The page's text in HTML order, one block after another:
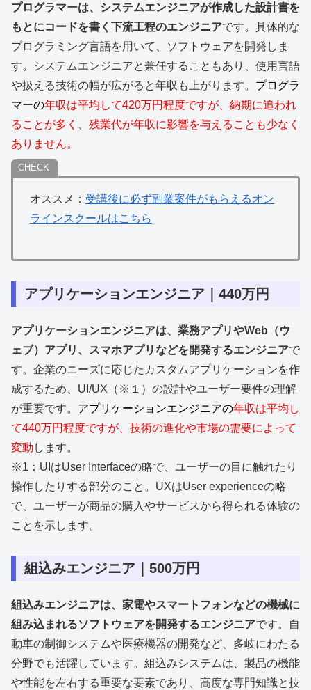
プログラマーは、システムエンジニアが作成した設計書を
もとにコードを書く下流工程のエンジニアです。具体的な
プログラミング言語を用いて、ソフトウェアを開発しま
す。システムエンジニアと兼任することもあり、使用言語
や扱える技術の幅が広がると年収も上がります。 プログラ
マーの年収は平均して420万円程度ですが、納期に追われ
ることが多く、残業代が年収に影響を与えることも少なく
ありません。
オススメ： 受講後に必ず副業案件がもらえるオン
ラインスクールはこちら
アプリケーションエンジニア｜440万円
アプリケーションエンジニアは、業務アプリやWeb（ウ
ェブ）アプリ、スマホアプリなどを開発するエンジニアで
す。企業のニーズに応じたカスタムアプリケーションを作
成するため、UI/UX（※１）の設計やユーザー要件の理解
が重要です。 アプリケーションエンジニアの年収は平均し
て440万円程度ですが、技術の進化や市場の需要によって
変動 します。
※1：UIはUser Interfaceの略で、ユーザーの目に触れたり
操作したりする部分のこと。UXはUser experienceの略
で、ユーザーが商品の購入やサービスから得られる体験の
ことを示します。
組込みエンジニア｜500万円
組込みエンジニアは、家電やスマートフォンなどの機械に
組み込まれるソフトウェアを開発するエンジニアです。自
動車の制御システムや医療機器の開発など、多岐にわたる
分野でも活躍しています。組込みシステムは、製品の機能
や性能を左右する重要な要素であり、高度な専門知識と技